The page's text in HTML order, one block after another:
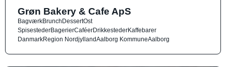
Grøn Bakery & Cafe ApS
BagværkBrunchDessertOst
SpisestederBagerierCaféerDrikkestederKaffebarer
DanmarkRegion NordjyllandAalborg KommuneAalborg